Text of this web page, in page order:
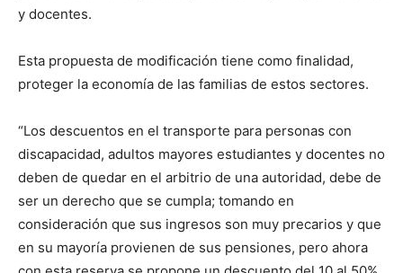
y docentes.
Esta propuesta de modificación tiene como finalidad,
proteger la economía de las familias de estos sectores.
“Los descuentos en el transporte para personas con
discapacidad, adultos mayores estudiantes y docentes no
deben de quedar en el arbitrio de una autoridad, debe de
ser un derecho que se cumpla; tomando en
consideración que sus ingresos son muy precarios y que
en su mayoría provienen de sus pensiones, pero ahora